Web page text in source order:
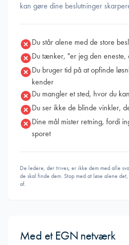
kan gøre dine beslutninger
Du står alene med de store
Du tænker, "er jeg den eneste,
Du bruger tid på at opfinde
kender
Du mangler et sted, hvor du
Du ser ikke de blinde vinkler,
Dine mål mister retning, fordi
sporet
De ledere, der trives, er ikke dem med alle
de skal finde dem. Stop med at løse alene
af.
Med et EGN netværk